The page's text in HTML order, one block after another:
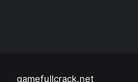
gamefullcrack.net